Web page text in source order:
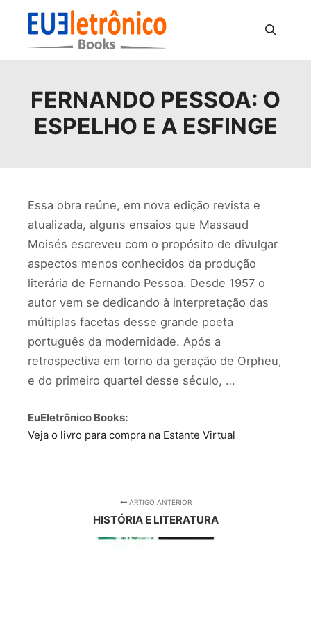
FERNANDO PESSOA: O
ESPELHO E A ESFINGE
Essa obra reúne, em nova edição revista e
atualizada, alguns ensaios que Massaud
Moisés escreveu com o propósito de divulgar
aspectos menos conhecidos da produção
literária de Fernando Pessoa. Desde 1957 o
autor vem se dedicando à interpretação das
múltiplas facetas desse grande poeta
português da modernidade. Após a
retrospectiva em torno da geração de Orpheu,
e do primeiro quartel desse século, …
EuEletrônico Books:
Veja o livro para compra na Estante Virtual
ARTIGO ANTERIOR
HISTÓRIA E LITERATURA